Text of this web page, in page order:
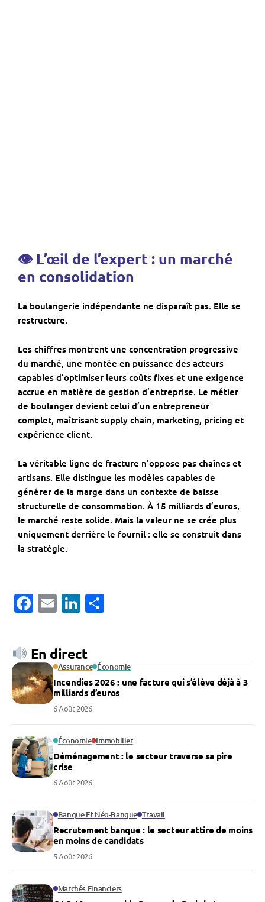
👁 L’œil de l’expert : un marché
en consolidation
La boulangerie indépendante ne disparaît pas. Elle se
restructure.
Les chiffres montrent une concentration progressive
du marché, une montée en puissance des acteurs
capables d’optimiser leurs coûts fixes et une exigence
accrue en matière de gestion d’entreprise. Le métier
de boulanger devient celui d’un entrepreneur
complet, maîtrisant supply chain, marketing, pricing et
expérience client.
La véritable ligne de fracture n’oppose pas chaînes et
artisans. Elle distingue les modèles capables de
générer de la marge dans un contexte de baisse
structurelle de consommation. À 15 milliards d’euros,
le marché reste solide. Mais la valeur ne se crée plus
uniquement derrière le fournil : elle se construit dans
la stratégie.
Facebook
EmailLinkedIn
En direct
Assurance Économie
Incendies 2026 : une facture qui s’élève déjà à 3
milliards d’euros
6 Août 2026
Économie Immobilier
Déménagement : le secteur traverse sa pire
crise
6 Août 2026
Banque Et Néo-Banque Travail
Recrutement banque : le secteur attire de moins
en moins de candidats
5 Août 2026
Marchés Financiers